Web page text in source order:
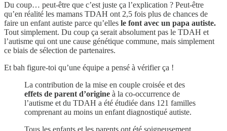
Du coup… peut-être que c’est juste ça l’explication ? Peut-être
qu’en réalité les mamans TDAH ont 2,5 fois plus de chances de
faire un enfant autiste parce qu’elles le font avec un papa autiste.
Tout simplement. Du coup ça serait absolument pas le TDAH et
l’autisme qui ont une cause génétique commune, mais simplement
ce biais de sélection de partenaires.
Et bah figure-toi qu’une équipe a pensé à vérifier ça !
La contribution de la mise en couple croisée et des
effets de parent d’origine à la co‑occurrence de
l’autisme et du TDAH a été étudiée dans 121 familles
comprenant au moins un enfant diagnostiqué autiste.